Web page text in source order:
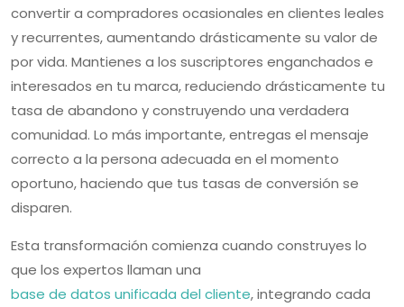
convertir a compradores ocasionales en clientes leales
y recurrentes, aumentando drásticamente su valor de
por vida. Mantienes a los suscriptores enganchados e
interesados en tu marca, reduciendo drásticamente tu
tasa de abandono y construyendo una verdadera
comunidad. Lo más importante, entregas el mensaje
correcto a la persona adecuada en el momento
oportuno, haciendo que tus tasas de conversión se
disparen.
Esta transformación comienza cuando construyes lo
que los expertos llaman una
base de datos unificada del cliente, integrando cada